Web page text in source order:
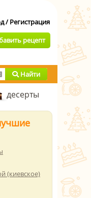
рецепт
Найти
десерты
(киевское)